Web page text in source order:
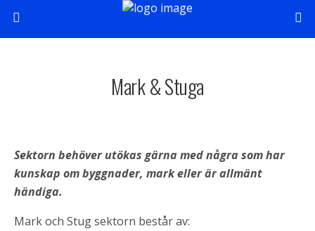
Mark & Stuga
Sektorn behöver utökas gärna med några som har
kunskap om byggnader, mark eller är allmänt
händiga.
Mark och Stug sektorn består av: